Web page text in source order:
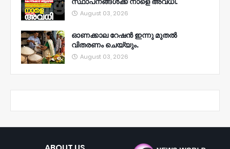
August 03, 2026
ഓണക്കാല റേഷൻ ഇന്നു മുതല്‍
വിതരണം ചെയ്യും.
August 03, 2026